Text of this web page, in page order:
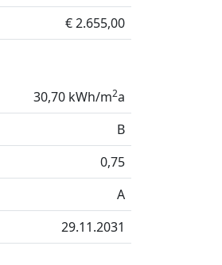
€ 2.655,00
30,70 kWh/m2a
B
0,75
A
29.11.2031